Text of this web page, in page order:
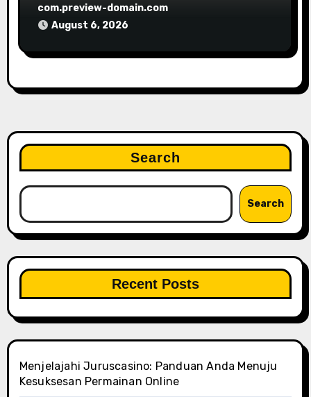
com.preview-domain.com
August 6, 2026
Search
Search
Recent Posts
Menjelajahi Juruscasino: Panduan Anda Menuju
Kesuksesan Permainan Online